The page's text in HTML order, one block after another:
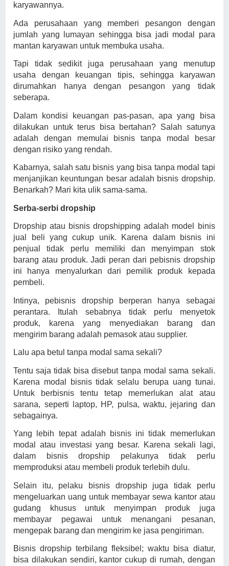
karyawannya.
Ada perusahaan yang memberi pesangon dengan
jumlah yang lumayan sehingga bisa jadi modal para
mantan karyawan untuk membuka usaha.
Tapi tidak sedikit juga perusahaan yang menutup
usaha dengan keuangan tipis, sehingga karyawan
dirumahkan hanya dengan pesangon yang tidak
seberapa.
Dalam kondisi keuangan pas-pasan, apa yang bisa
dilakukan untuk terus bisa bertahan? Salah satunya
adalah dengan memulai bisnis tanpa modal besar
dengan risiko yang rendah.
Kabarnya, salah satu bisnis yang bisa tanpa modal tapi
menjanjikan keuntungan besar adalah bisnis dropship.
Benarkah? Mari kita ulik sama-sama.
Serba-serbi dropship
Dropship atau bisnis dropshipping adalah model binis
jual beli yang cukup unik. Karena dalam bisnis ini
penjual tidak perlu memiliki dan menyimpan stok
barang atau produk. Jadi peran dari pebisnis dropship
ini hanya menyalurkan dari pemilik produk kepada
pembeli.
Intinya, pebisnis dropship berperan hanya sebagai
perantara. Itulah sebabnya tidak perlu menyetok
produk, karena yang menyediakan barang dan
mengirim barang adalah pemasok atau supplier.
Lalu apa betul tanpa modal sama sekali?
Tentu saja tidak bisa disebut tanpa modal sama sekali.
Karena modal bisnis tidak selalu berupa uang tunai.
Untuk berbisnis tentu tetap memerlukan alat atau
sarana, seperti laptop, HP, pulsa, waktu, jejaring dan
sebagainya.
Yang lebih tepat adalah bisnis ini tidak memerlukan
modal atau investasi yang besar. Karena sekali lagi,
dalam bisnis dropship pelakunya tidak perlu
memproduksi atau membeli produk terlebih dulu.
Selain itu, pelaku bisnis dropship juga tidak perlu
mengeluarkan uang untuk membayar sewa kantor atau
gudang khusus untuk menyimpan produk juga
membayar pegawai untuk menangani pesanan,
mengepak barang dan mengirim ke jasa pengiriman.
Bisnis dropship terbilang fleksibel; waktu bisa diatur,
bisa dilakukan sendiri, kantor cukup di rumah, dengan